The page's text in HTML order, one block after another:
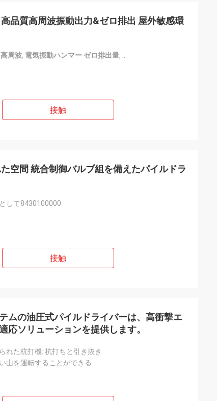
品質高周波振動出力&ゼロ排出 屋外敏感環
周波, 電気振動ハンマー ゼロ排出量,
接触
空間 統合制御バルブ組を備えたパイルドラ
して8430100000
接触
ムの油圧式パイルドライバーは、高衝撃エ
応ソリューションを提供します。
れた杭打機::杭打ちと引き抜き
山を運転することができる